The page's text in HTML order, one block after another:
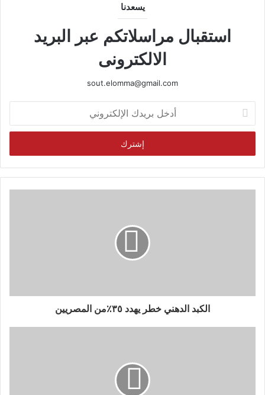
يسعدنا
استقبال مراسلاتكم عبر البريد
الالكترونى
sout.elomma@gmail.com
بريدك
الإلكتروني
الكبد الدهني خطر يهدد ٣٥٪من المصريين